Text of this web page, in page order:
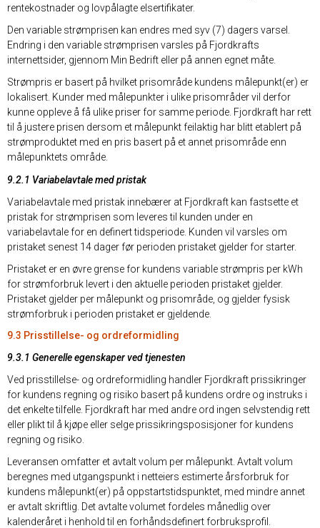
rentekostnader og lovpålagte elsertifikater.
Den variable strømprisen kan endres med syv (7) dagers varsel.
Endring i den variable strømprisen varsles på Fjordkrafts
internettsider, gjennom Min Bedrift eller på annen egnet måte.
Strømpris er basert på hvilket prisområde kundens målepunkt(er) er
lokalisert. Kunder med målepunkter i ulike prisområder vil derfor
kunne oppleve å få ulike priser for samme periode. Fjordkraft har rett
til å justere prisen dersom et målepunkt feilaktig har blitt etablert på
strømproduktet med en pris basert på et annet prisområde enn
målepunktets område.
9.2.1 Variabelavtale med pristak
Variabelavtale med pristak innebærer at Fjordkraft kan fastsette et
pristak for strømprisen som leveres til kunden under en
variabelavtale for en definert tidsperiode. Kunden vil varsles om
pristaket senest 14 dager før perioden pristaket gjelder for starter.
Pristaket er en øvre grense for kundens variable strømpris per kWh
for strømforbruk levert i den aktuelle perioden pristaket gjelder.
Pristaket gjelder per målepunkt og prisområde, og gjelder fysisk
strømforbruk i perioden pristaket er gjeldende.
9.3 Prisstillelse- og ordreformidling
9.3.1 Generelle egenskaper ved tjenesten
Ved prisstillelse- og ordreformidling handler Fjordkraft prissikringer
for kundens regning og risiko basert på kundens ordre og instruks i
det enkelte tilfelle. Fjordkraft har med andre ord ingen selvstendig rett
eller plikt til å kjøpe eller selge prissikringsposisjoner for kundens
regning og risiko.
Leveransen omfatter et avtalt volum per målepunkt. Avtalt volum
beregnes med utgangspunkt i netteiers estimerte årsforbruk for
kundens målepunkt(er) på oppstartstidspunktet, med mindre annet
er avtalt skriftlig. Det avtalte volumet fordeles månedlig over
kalenderåret i henhold til en forhåndsdefinert forbruksprofil.